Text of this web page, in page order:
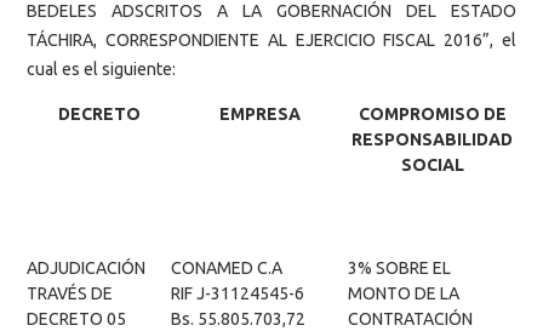
BEDELES ADSCRITOS A LA GOBERNACIÓN DEL ESTADO
TÁCHIRA, CORRESPONDIENTE AL EJERCICIO FISCAL 2016”, el
cual es el siguiente:
DECRETO EMPRESA
COMPROMISO DE
RESPONSABILIDAD
SOCIAL
ADJUDICACIÓN
TRAVÉS DE
DECRETO 05
CONAMED C.A
RIF J-31124545-6
Bs. 55.805.703,72
3% SOBRE EL
MONTO DE LA
CONTRATACIÓN